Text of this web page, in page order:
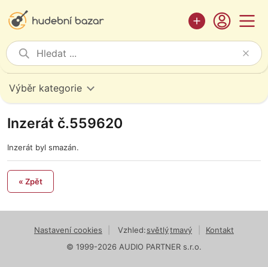
Výběr kategorie
Inzerát č.559620
Inzerát byl smazán.
« Zpět
Nastavení cookies Vzhled:světlýtmavý
Kontakt
© 1999-2026 AUDIO PARTNER s.r.o.